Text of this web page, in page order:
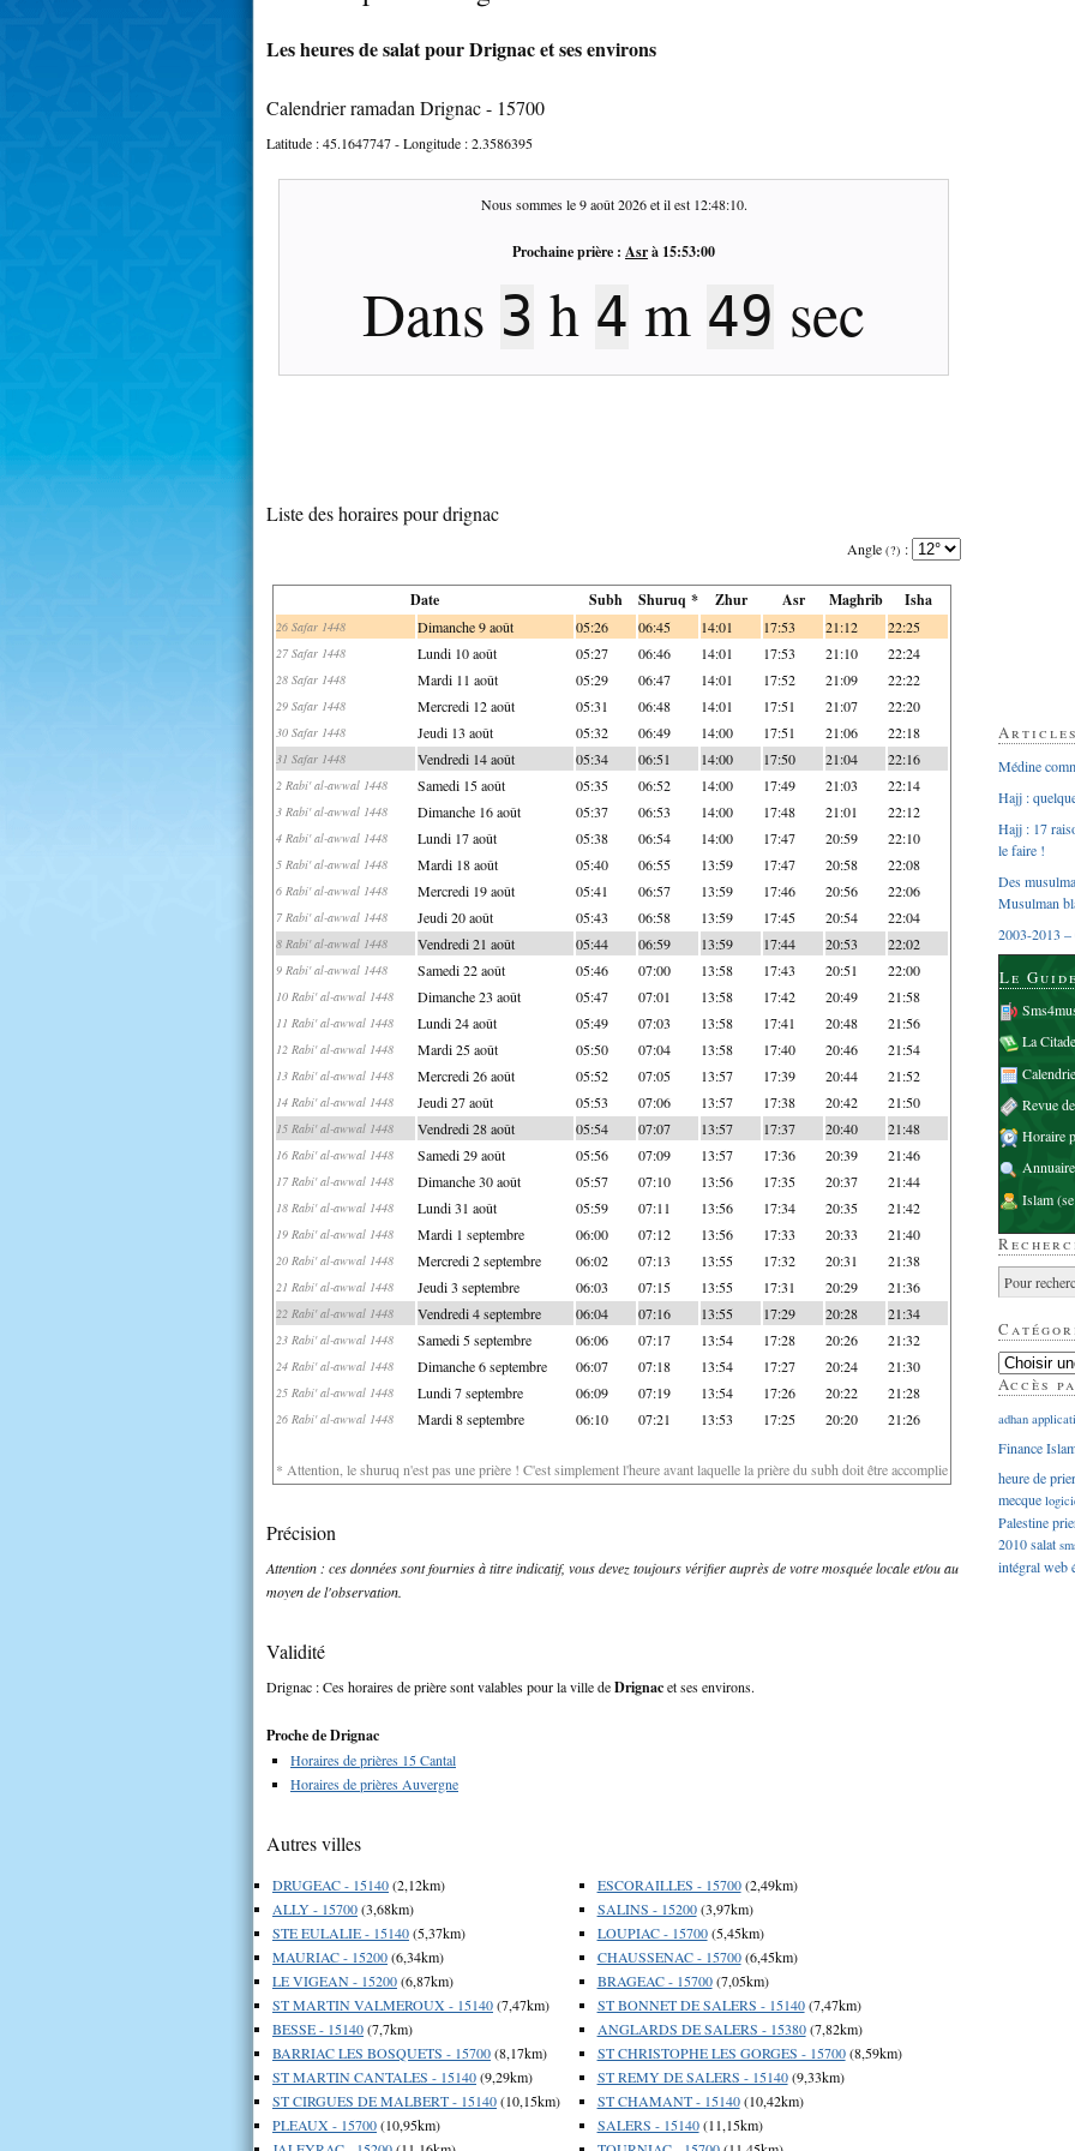
Les heures de salat pour Drignac et ses environs
Calendrier ramadan Drignac - 15700
Latitude :45.1647747- Longitude :2.3586395
Nous sommes le9 août 2026et il est 12:48:10.
Prochaine prière : Asrà 15:53:00
Dans 3 h 4 m 49 sec
Liste des horaires pour drignac
Angle (?) :
Date Subh Shuruq * Zhur Asr Maghrib Isha
26 Safar 1448 Dimanche 9 août 05:26 06:45 14:01 17:53 21:12 22:25
27 Safar 1448 Lundi 10 août 05:27 06:46 14:01 17:53 21:10 22:24
28 Safar 1448 Mardi 11 août 05:29 06:47 14:01 17:52 21:09 22:22
29 Safar 1448 Mercredi 12 août 05:31 06:48 14:01 17:51 21:07 22:20
30 Safar 1448 Jeudi 13 août 05:32 06:49 14:00 17:51 21:06 22:18
31 Safar 1448 Vendredi 14 août 05:34 06:51 14:00 17:50 21:04 22:16
2 Rabi' al-awwal 1448 Samedi 15 août 05:35 06:52 14:00 17:49 21:03 22:14
3 Rabi' al-awwal 1448 Dimanche 16 août 05:37 06:53 14:00 17:48 21:01 22:12
4 Rabi' al-awwal 1448 Lundi 17 août 05:38 06:54 14:00 17:47 20:59 22:10
5 Rabi' al-awwal 1448 Mardi 18 août 05:40 06:55 13:59 17:47 20:58 22:08
6 Rabi' al-awwal 1448 Mercredi 19 août 05:41 06:57 13:59 17:46 20:56 22:06
7 Rabi' al-awwal 1448 Jeudi 20 août 05:43 06:58 13:59 17:45 20:54 22:04
8 Rabi' al-awwal 1448 Vendredi 21 août 05:44 06:59 13:59 17:44 20:53 22:02
9 Rabi' al-awwal 1448 Samedi 22 août 05:46 07:00 13:58 17:43 20:51 22:00
10 Rabi' al-awwal 1448 Dimanche 23 août 05:47 07:01 13:58 17:42 20:49 21:58
11 Rabi' al-awwal 1448 Lundi 24 août 05:49 07:03 13:58 17:41 20:48 21:56
12 Rabi' al-awwal 1448 Mardi 25 août 05:50 07:04 13:58 17:40 20:46 21:54
13 Rabi' al-awwal 1448 Mercredi 26 août 05:52 07:05 13:57 17:39 20:44 21:52
14 Rabi' al-awwal 1448 Jeudi 27 août 05:53 07:06 13:57 17:38 20:42 21:50
15 Rabi' al-awwal 1448 Vendredi 28 août 05:54 07:07 13:57 17:37 20:40 21:48
16 Rabi' al-awwal 1448 Samedi 29 août 05:56 07:09 13:57 17:36 20:39 21:46
17 Rabi' al-awwal 1448 Dimanche 30 août 05:57 07:10 13:56 17:35 20:37 21:44
18 Rabi' al-awwal 1448 Lundi 31 août 05:59 07:11 13:56 17:34 20:35 21:42
19 Rabi' al-awwal 1448 Mardi 1 septembre 06:00 07:12 13:56 17:33 20:33 21:40
20 Rabi' al-awwal 1448 Mercredi 2 septembre 06:02 07:13 13:55 17:32 20:31 21:38
21 Rabi' al-awwal 1448 Jeudi 3 septembre 06:03 07:15 13:55 17:31 20:29 21:36
22 Rabi' al-awwal 1448 Vendredi 4 septembre 06:04 07:16 13:55 17:29 20:28 21:34
23 Rabi' al-awwal 1448 Samedi 5 septembre 06:06 07:17 13:54 17:28 20:26 21:32
24 Rabi' al-awwal 1448 Dimanche 6 septembre 06:07 07:18 13:54 17:27 20:24 21:30
25 Rabi' al-awwal 1448 Lundi 7 septembre 06:09 07:19 13:54 17:26 20:22 21:28
26 Rabi' al-awwal 1448 Mardi 8 septembre 06:10 07:21 13:53 17:25 20:20 21:26
* Attention, le shuruq n'est pas une prière ! C'est simplement l'heure avant laquelle la prière du subh doit être accomplie
Précision
Attention : ces données sont fournies à titre indicatif, vous devez toujours vérifier auprès de votre mosquée locale et/ou au
moyen de l'observation.
Validité
Drignac : Ces horaires de prière sont valables pour la ville deDrignacet ses environs.
Proche de Drignac
Horaires de prières 15 Cantal
Horaires de prières Auvergne
Autres villes
DRUGEAC - 15140(2,12km)
ALLY - 15700(3,68km)
STE EULALIE - 15140(5,37km)
MAURIAC - 15200(6,34km)
LE VIGEAN - 15200(6,87km)
ST MARTIN VALMEROUX - 15140(7,47km)
BESSE - 15140(7,7km)
BARRIAC LES BOSQUETS - 15700(8,17km)
ST MARTIN CANTALES - 15140(9,29km)
ST CIRGUES DE MALBERT - 15140(10,15km)
PLEAUX - 15700(10,95km)
ESCORAILLES - 15700(2,49km)
SALINS - 15200(3,97km)
LOUPIAC - 15700(5,45km)
CHAUSSENAC - 15700(6,45km)
BRAGEAC - 15700(7,05km)
ST BONNET DE SALERS - 15140(7,47km)
ANGLARDS DE SALERS - 15380(7,82km)
ST CHRISTOPHE LES GORGES - 15700(8,59km)
ST REMY DE SALERS - 15140(9,33km)
ST CHAMANT - 15140(10,42km)
SALERS - 15140(11,15km)
Médine
Hajj :
Hajj : 17
le faire !
Des
Musulman
2003-2013 –
Le
La
Revue
Horaire
Islam
Accès
adhan
Finance
heure de
mecque
Palestine
2010salat
intégralweb